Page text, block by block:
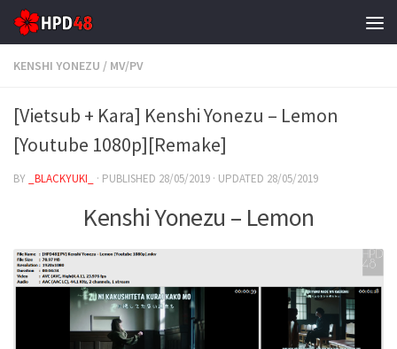
Skip to content
KENSHI YONEZU / MV/PV
[Vietsub + Kara] Kenshi Yonezu – Lemon
[Youtube 1080p][Remake]
BY _BLACKYUKI_ · PUBLISHED 28/05/2019 · UPDATED 28/05/2019
Kenshi Yonezu – Lemon